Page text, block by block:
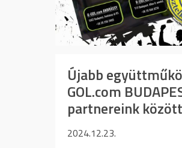
Újabb
GOL.com
partnereink között
2024.12.23.